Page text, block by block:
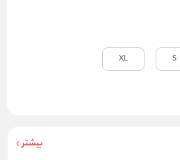
بیشتر
S
XL